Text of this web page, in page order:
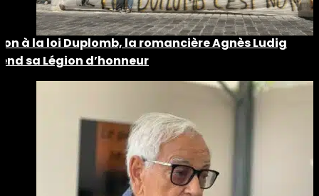
à la loi Duplomb, la romancière Agnès Ludig
sa Légion d’honneur